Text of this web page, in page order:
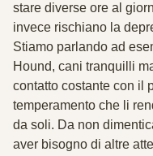
stare diverse ore al
invece rischiano la
Stiamo parlando ad
Hound, cani tranquilli
contatto costante con il
temperamento che li
da soli. Da non
aver bisogno di altre